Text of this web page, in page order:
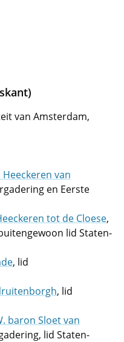
van Amsterdam,
Heeckeren van
en Eerste
tot de Cloese,
lid Staten-
, lid
, lid
baron Sloet van
lid Staten-